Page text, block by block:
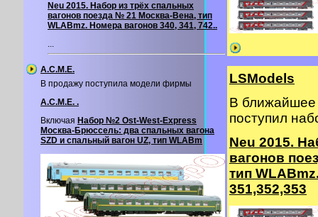
Neu 2015. Набор из трёх спальных
вагонов поезда № 21 Москва-Вена, тип
WLABmz. Номера вагонов 340, 341, 742..
...
A.C.M.E.
В продажу поступила модели фирмы
A.C.M.E. .
Включая Набор №2 Ost-West-Express
Москва-Брюссель: два спальных вагона
SZD и спальный вагон UZ, тип WLABm
LSModels
В ближайшее
поступил
Neu 2015.
вагонов
тип
351,352,353